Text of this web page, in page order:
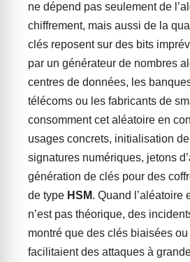
ne dépend pas seulement de
chiffrement, mais aussi de la
clés reposent sur des bits
par un générateur de nombres
centres de données, les
télécoms ou les fabricants de
consomment cet aléatoire en
usages concrets, initialisation
signatures numériques, jetons
génération de clés pour des
de type HSM. Quand l’aléatoire
n’est pas théorique, des
montré que des clés biaisées
facilitaient des attaques à